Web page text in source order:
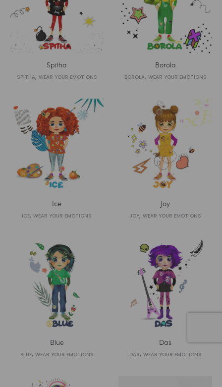
Spitha
SPITHA, WEAR YOUR EMOTIONS
Borola
BOROLA, WEAR YOUR EMOTIONS
Ice
ICE, WEAR YOUR EMOTIONS
Joy
JOY, WEAR YOUR EMOTIONS
Blue
BLUE, WEAR YOUR EMOTIONS
Das
DAS, WEAR YOUR EMOTIONS